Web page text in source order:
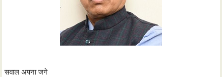
सवाल अपना जगे